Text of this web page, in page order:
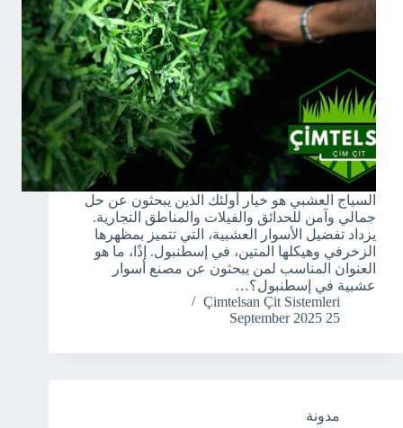
السياج العشبي هو خيار أولئك الذين يبحثون عن حل
جمالي وآمن للحدائق والفيلات والمناطق التجارية.
يزداد تفضيل الأسوار العشبية، التي تتميز بمظهرها
الزخرفي وهيكلها المتين، في إسطنبول. إذًا، ما هو
العنوان المناسب لمن يبحثون عن مصنع أسوار
عشبية في إسطنبول؟…
Çimtelsan Çit Sistemleri
25 September 2025
مدونة